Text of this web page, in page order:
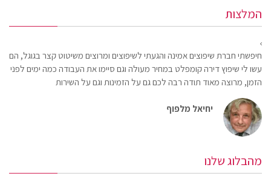
המלצות
חיפשתי חברת שיפוצים אמינה והגעתי לשיפוצים ומרוצים משיטוט קצר בגוגל, הם
עשו לי שיפוץ דירה קומפלט במחיר מעולה וגם סיימו את העבודה כמה ימים לפני
הזמן, מרוצה מאוד תודה רבה לכם גם על הזמינות וגם על השירות
יחיאל מלפוף
מהבלוג שלנו